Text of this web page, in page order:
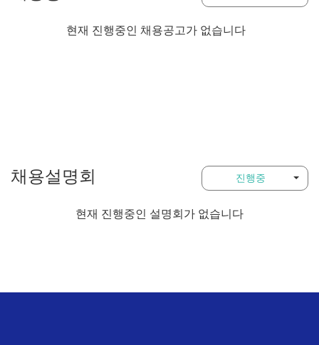
현재 진행중인 채용공고가 없습니다
진행중
채용설명회
현재 진행중인 설명회가 없습니다